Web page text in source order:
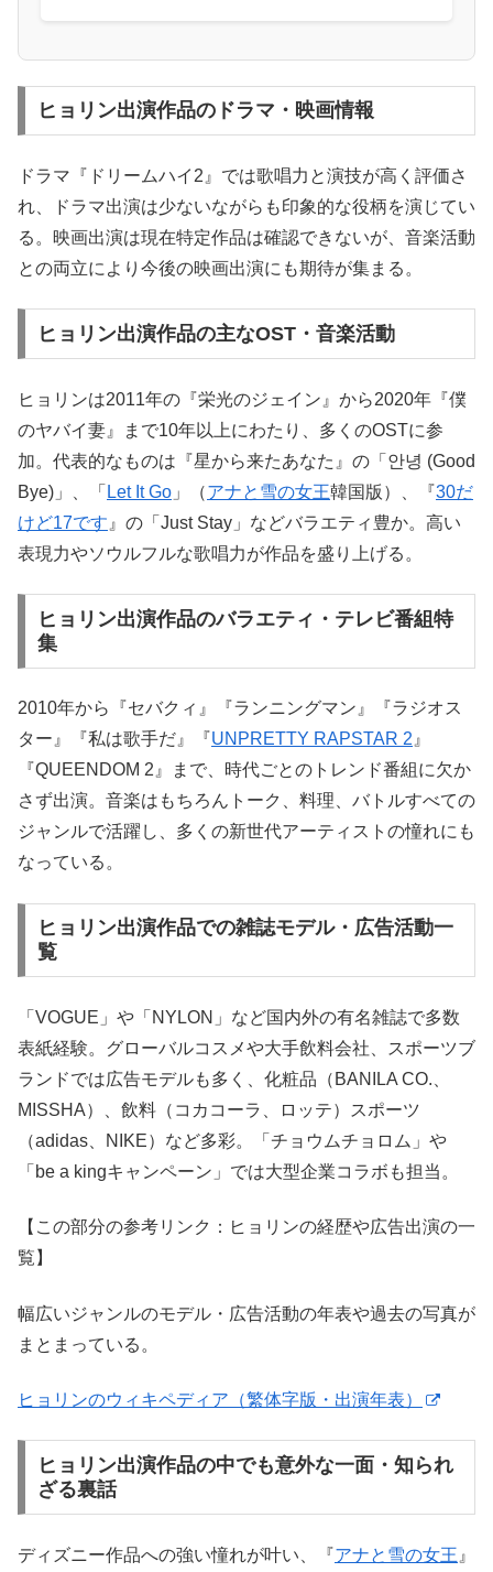
ヒョリン出演作品のドラマ・映画情報
ドラマ『ドリームハイ2』では歌唱力と演技が高く評価さ
れ、ドラマ出演は少ないながらも印象的な役柄を演じてい
る。映画出演は現在特定作品は確認できないが、音楽活動
との両立により今後の映画出演にも期待が集まる。
ヒョリン出演作品の主なOST・音楽活動
ヒョリンは2011年の『栄光のジェイン』から2020年『僕
のヤバイ妻』まで10年以上にわたり、多くのOSTに参
加。代表的なものは『星から来たあなた』の「안녕 (Good
Bye)」、「 Let It Go 」（アナと雪の女王韓国版）、『30だ
けど17です 』の「Just Stay」などバラエティ豊か。高い
表現力やソウルフルな歌唱力が作品を盛り上げる。
ヒョリン出演作品のバラエティ・テレビ番組特
集
2010年から『セバクィ』『ランニングマン』『ラジオス
ター』『私は歌手だ』『UNPRETTY RAPSTAR 2 』
『QUEENDOM 2』まで、時代ごとのトレンド番組に欠か
さず出演。音楽はもちろんトーク、料理、バトルすべての
ジャンルで活躍し、多くの新世代アーティストの憧れにも
なっている。
ヒョリン出演作品での雑誌モデル・広告活動一
覧
「VOGUE」や「NYLON」など国内外の有名雑誌で多数
表紙経験。グローバルコスメや大手飲料会社、スポーツブ
ランドでは広告モデルも多く、化粧品（BANILA CO.、
MISSHA）、飲料（コカコーラ、ロッテ）スポーツ
（adidas、NIKE）など多彩。「チョウムチョロム」や
「be a kingキャンペーン」では大型企業コラボも担当。
【この部分の参考リンク：ヒョリンの経歴や広告出演の一
覧】
幅広いジャンルのモデル・広告活動の年表や過去の写真が
まとまっている。
ヒョリンのウィキペディア（繁体字版・出演年表）
ヒョリン出演作品の中でも意外な一面・知られ
ざる裏話
ディズニー作品への強い憧れが叶い、『アナと雪の女王 』